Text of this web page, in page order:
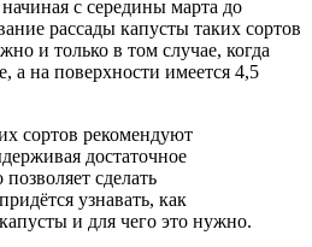
с середины марта до
рассады капусты таких сортов
и только в том случае, когда
а на поверхности имеется 4,5
сортов рекомендуют
достаточное
сделать
узнавать, как
и для чего это нужно.